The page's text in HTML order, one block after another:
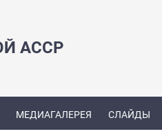
АССР
МЕДИАГАЛЕРЕЯ СЛАЙДЫ